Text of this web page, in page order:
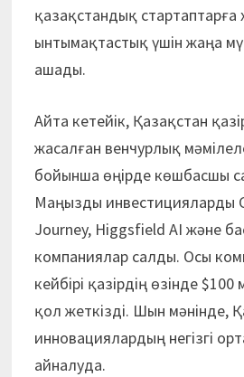
қазақстандық
ынтымақтастық үшін жаңа
ашады.
Айта кетейік, Қазақстан
жасалған венчурлық
бойынша өңірде көшбасшы
Маңызды инвестицияларды
Journey, Higgsfield AI және
компаниялар салды. Осы
кейбірі қазірдің өзінде
қол жеткізді. Шын мәнінде,
инновациялардың негізгі
айналуда.